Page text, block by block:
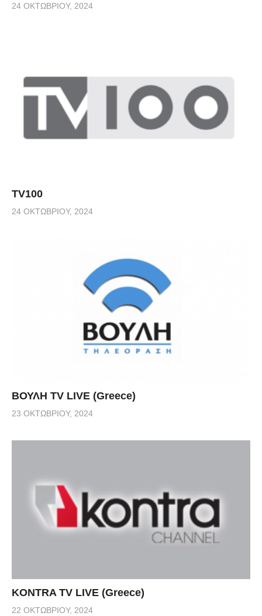
24 ΟΚΤΩΒΡΊΟΥ, 2024
TV100
24 ΟΚΤΩΒΡΊΟΥ, 2024
ΒΟΥΛΗ TV LIVE (Greece)
23 ΟΚΤΩΒΡΊΟΥ, 2024
KONTRA TV LIVE (Greece)
22 ΟΚΤΩΒΡΊΟΥ, 2024